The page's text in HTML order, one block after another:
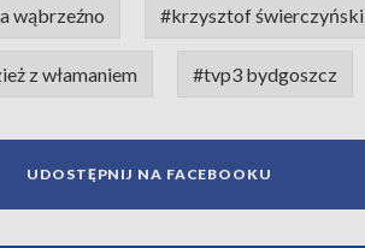
wąbrzeźno #krzysztof świerczyński
z włamaniem #tvp3 bydgoszcz
UDOSTĘPNIJ NA FACEBOOKU